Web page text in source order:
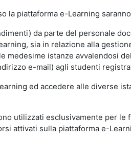
la piattaforma e-Learning
da parte del personale
sia in relazione alla
istanze avvalendosi
e-mail) agli studenti
ed accedere alle diverse
utilizzati esclusivamente per
attivati sulla piattaforma e-